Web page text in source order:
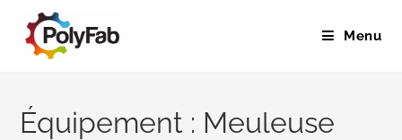
Menu
Équipement : Meuleuse